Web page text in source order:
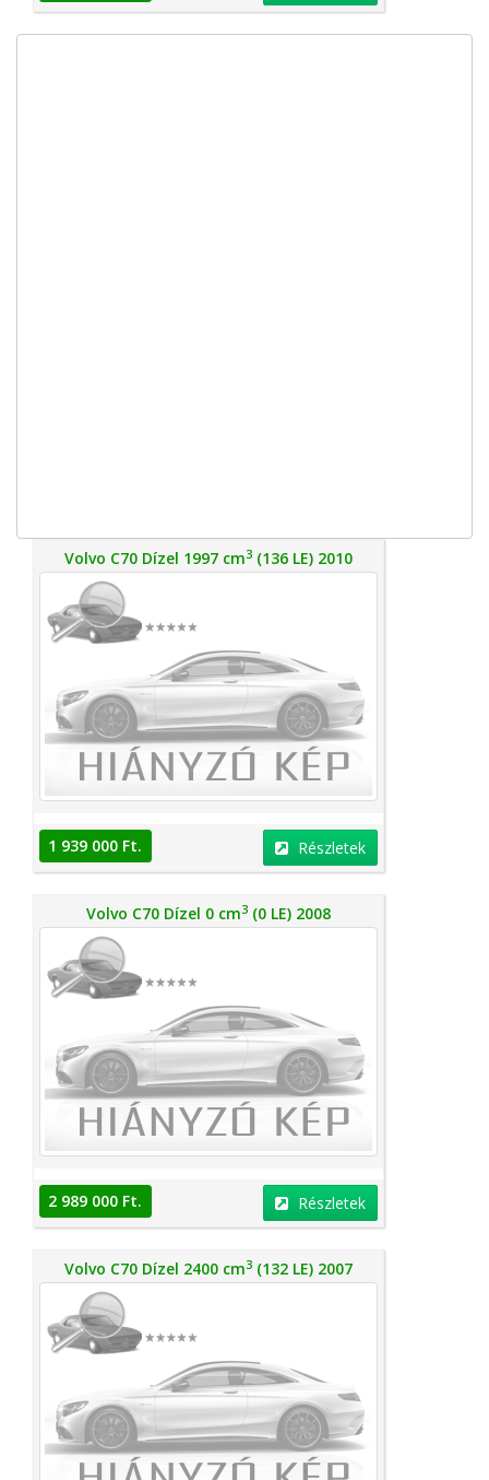
Volvo C70 Dízel 1997 cm3 (136 LE) 2010
1 939 000 Ft. Részletek
Volvo C70 Dízel 0 cm3 (0 LE) 2008
2 989 000 Ft. Részletek
Volvo C70 Dízel 2400 cm3 (132 LE) 2007